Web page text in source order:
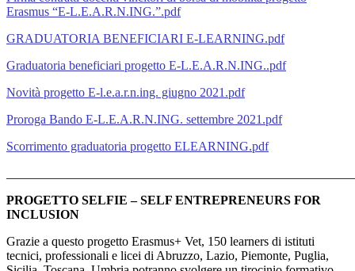
Erasmus “E-L.E.A.R.N.ING.”.pdf
GRADUATORIA BENEFICIARI E-LEARNING.pdf
Graduatoria beneficiari progetto E-L.E.A.R.N.ING..pdf
Novità progetto E-l.e.a.r.n.ing. giugno 2021.pdf
Proroga Bando E-L.E.A.R.N.ING. settembre 2021.pdf
Scorrimento graduatoria progetto ELEARNING.pdf
PROGETTO SELFIE – SELF ENTREPRENEURS FOR
INCLUSION
Grazie a questo progetto Erasmus+ Vet, 150 learners di istituti
tecnici, professionali e licei di Abruzzo, Lazio, Piemonte, Puglia,